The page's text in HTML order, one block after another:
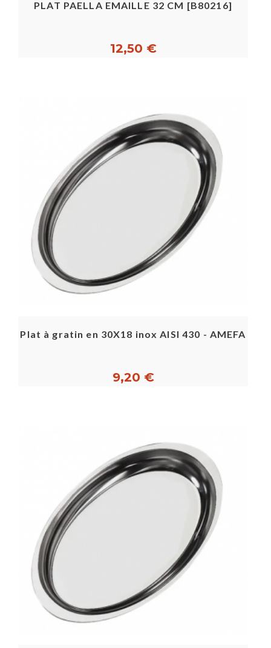
PLAT PAELLA EMAILLE 32 CM [B80216]
12,50 €
Plat à gratin en 30X18 inox AISI 430 - AMEFA
9,20 €